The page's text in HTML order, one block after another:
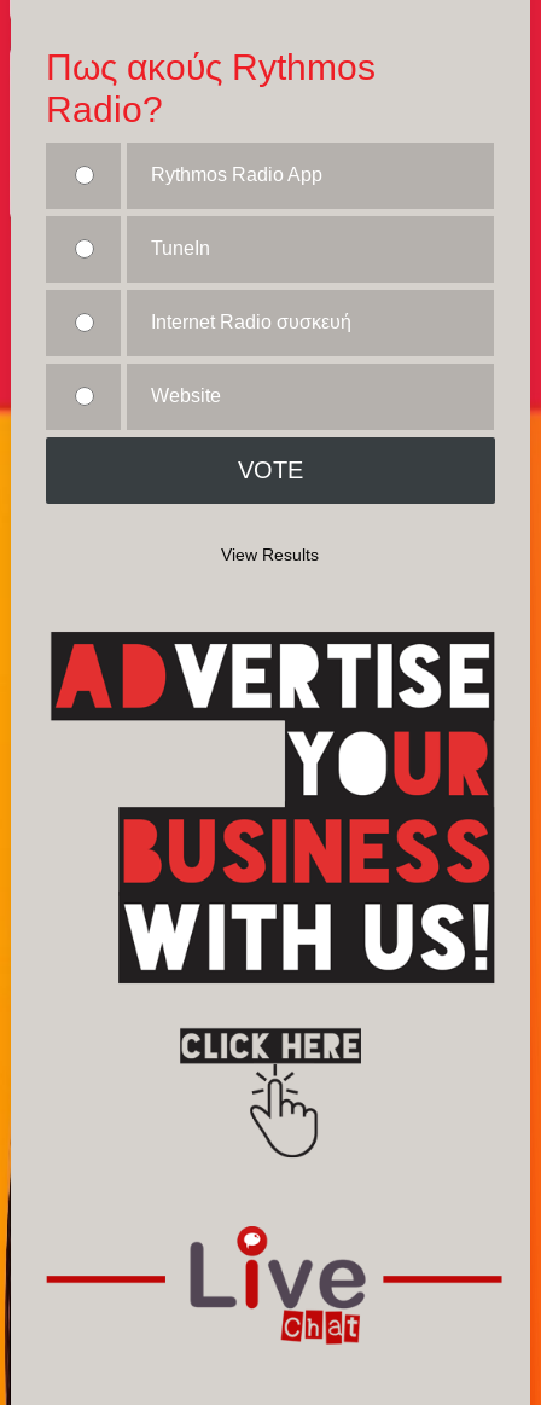
Πως ακούς Rythmos
Radio?
Rythmos Radio App
TuneIn
Internet Radio συσκευή
Website
View Results